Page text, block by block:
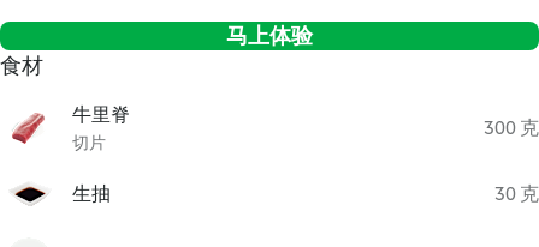
马上体验
食材
牛里脊
切片
300 克
生抽 30 克